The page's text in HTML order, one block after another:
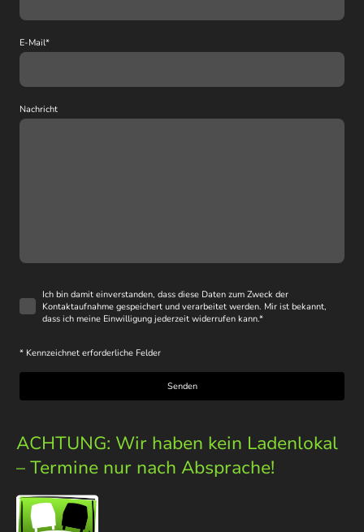
E-Mail*
Nachricht
Ich bin damit einverstanden, dass diese Daten zum Zweck der
Kontaktaufnahme gespeichert und verarbeitet werden. Mir ist bekannt,
dass ich meine Einwilligung jederzeit widerrufen kann.*
* Kennzeichnet erforderliche Felder
Senden
ACHTUNG: Wir haben kein Ladenlokal
– Termine nur nach Absprache!